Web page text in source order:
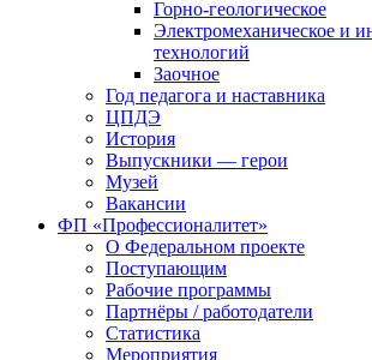
Горно-геологическое
Электромеханическое и
технологий
Заочное
Год педагога и наставника
ЦПДЭ
История
Выпускники — герои
Музей
Вакансии
ФП «Профессионалитет»
О Федеральном проекте
Поступающим
Рабочие программы
Партнёры / работодатели
Статистика
Мероприятия